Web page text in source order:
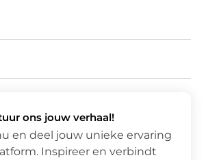
ons jouw verhaal!
en deel jouw unieke ervaring
Inspireer en verbindt